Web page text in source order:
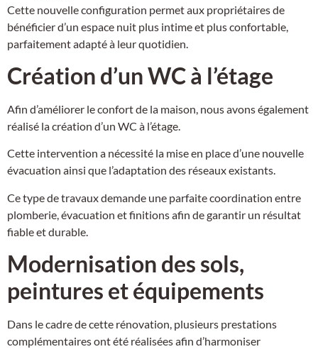
Cette nouvelle configuration permet aux propriétaires de
bénéficier d’un espace nuit plus intime et plus confortable,
parfaitement adapté à leur quotidien.
Création d’un WC à l’étage
Afin d’améliorer le confort de la maison, nous avons également
réalisé la création d’un WC à l’étage.
Cette intervention a nécessité la mise en place d’une nouvelle
évacuation ainsi que l’adaptation des réseaux existants.
Ce type de travaux demande une parfaite coordination entre
plomberie, évacuation et finitions afin de garantir un résultat
fiable et durable.
Modernisation des sols,
peintures et équipements
Dans le cadre de cette rénovation, plusieurs prestations
complémentaires ont été réalisées afin d’harmoniser